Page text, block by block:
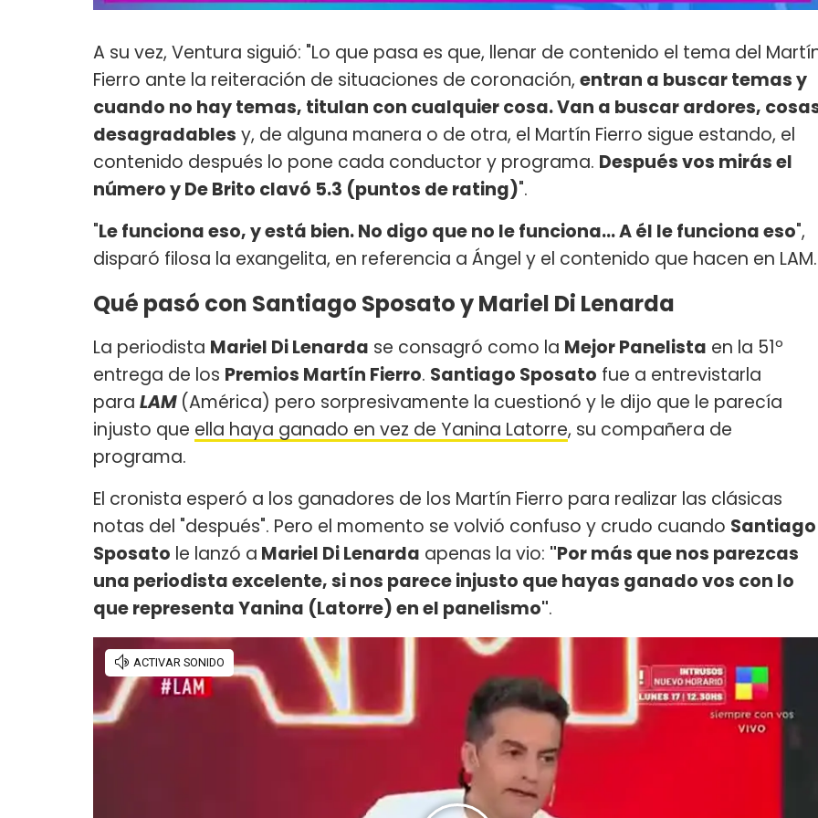
A su vez, Ventura siguió: "Lo que pasa es que, llenar de contenido el tema del
Fierro ante la reiteración de situaciones de coronación, entran a buscar temas y
cuando no hay temas, titulan con cualquier cosa. Van a buscar ardores,
desagradables y, de alguna manera o de otra, el Martín Fierro sigue estando, el
contenido después lo pone cada conductor y programa. Después vos mirás el
número y De Brito clavó 5.3 (puntos de rating)".
"Le funciona eso, y está bien. No digo que no le funciona... A él le funciona eso",
disparó filosa la exangelita, en referencia a Ángel y el contenido que hacen en LAM.
Qué pasó con Santiago Sposato y Mariel Di Lenarda
La periodista Mariel Di Lenarda se consagró como la Mejor Panelista en la 51º
entrega de los Premios Martín Fierro. Santiago Sposato fue a entrevistarla
para LAM (América) pero sorpresivamente la cuestionó y le dijo que le parecía
injusto que ella haya ganado en vez de Yanina Latorre, su compañera de
programa.
El cronista esperó a los ganadores de los Martín Fierro para realizar las clásicas
notas del "después". Pero el momento se volvió confuso y crudo cuando Santiago
Sposato le lanzó a Mariel Di Lenarda apenas la vio: "Por más que nos parezcas
una periodista excelente, si nos parece injusto que hayas ganado vos con lo
que representa Yanina (Latorre) en el panelismo".